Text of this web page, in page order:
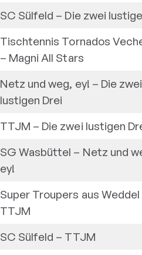
SC Sülfeld – Die zwei
Tischtennis Tornados
– Magni All Stars
Netz und weg, ey! – Die zwei
lustigen Drei
TTJM – Die zwei lustigen
SG Wasbüttel – Netz und
ey!
Super Troupers aus Weddel
TTJM
SC Sülfeld – TTJM